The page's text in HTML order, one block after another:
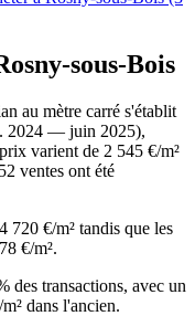
sous-Bois
au mètre carré s'établit
2024 — juin 2025),
varient de 2 545 €/m²
ventes ont été
720 €/m² tandis que les
€/m².
des transactions, avec un
dans l'ancien.